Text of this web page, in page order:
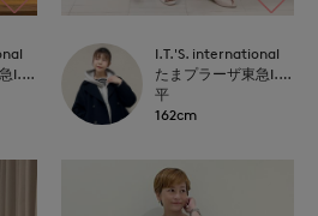
たまプラーザ東急I.T.'S.international
I.T.'S. international
たまプラーザ東急I.T.'S.international
平
162cm